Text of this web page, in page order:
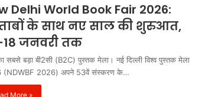
Delhi World Book Fair 2026:
के साथ नए साल की शुरुआत,
जनवरी तक
सबसे बड़ा बी2सी (B2C) पुस्तक मेला। नई दिल्ली विश्व पुस्तक मेला
(NDWBF 2026) अपने 53वें संस्करण के…
More »
पेपर
लीक
संशोधन
2026
को